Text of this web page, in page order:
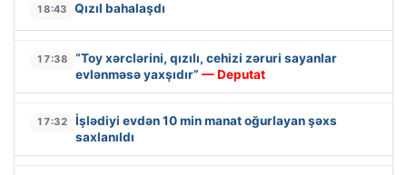
18:43 Qızıl bahalaşdı
17:38
“Toy xərclərini, qızılı, cehizi zəruri sayanlar
evlənməsə yaxşıdır” — Deputat
17:32
İşlədiyi evdən 10 min manat oğurlayan şəxs
saxlanıldı